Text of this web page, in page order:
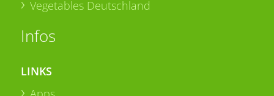
Vegetables Deutschland
Infos
LINKS